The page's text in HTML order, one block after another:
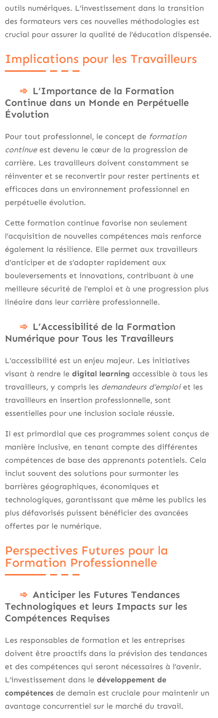
outils numériques. L’investissement dans la transition
des formateurs vers ces nouvelles méthodologies est
crucial pour assurer la qualité de l’éducation dispensée.
Implications pour les Travailleurs
L’Importance de la Formation
Continue dans un Monde en Perpétuelle
Évolution
Pour tout professionnel, le concept de formation
continueest devenu le cœur de la progression de
carrière. Les travailleurs doivent constamment se
réinventer et se reconvertir pour rester pertinents et
efficaces dans un environnement professionnel en
perpétuelle évolution.
Cette formation continue favorise non seulement
l’acquisition de nouvelles compétences mais renforce
également la résilience. Elle permet aux travailleurs
d’anticiper et de s’adapter rapidement aux
bouleversements et innovations, contribuant à une
meilleure sécurité de l’emploi et à une progression plus
linéaire dans leur carrière professionnelle.
L’Accessibilité de la Formation
Numérique pour Tous les Travailleurs
L’accessibilité est un enjeu majeur. Les initiatives
visant à rendre le digital learning accessible à tous les
travailleurs, y compris les demandeurs d’emploiet les
travailleurs en insertion professionnelle, sont
essentielles pour une inclusion sociale réussie.
Il est primordial que ces programmes soient conçus de
manière inclusive, en tenant compte des différentes
compétences de base des apprenants potentiels. Cela
inclut souvent des solutions pour surmonter les
barrières géographiques, économiques et
technologiques, garantissant que même les publics les
plus défavorisés puissent bénéficier des avancées
offertes par le numérique.
Perspectives Futures pour la
Formation Professionnelle
Anticiper les Futures Tendances
Technologiques et leurs Impacts sur les
Compétences Requises
Les responsables de formation et les entreprises
doivent être proactifs dans la prévision des tendances
et des compétences qui seront nécessaires à l’avenir.
L’investissement dans le développement de
compétences de demain est cruciale pour maintenir un
avantage concurrentiel sur le marché du travail.